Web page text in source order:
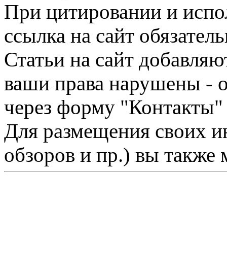
При цитировании и
ссылка на сайт
Статьи на сайт
ваши права нарушены -
через форму "Контакты"
Для размещения своих
обзоров и пр.) вы также